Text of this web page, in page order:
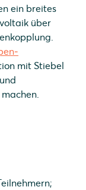
ein breites
über
mit Stiebel